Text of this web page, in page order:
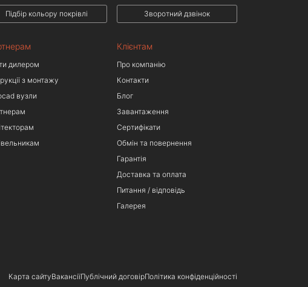
Підбір кольору покрівлі Зворотний дзвінок
дилером
з монтажу
вузли
Клієнтам
Про компанію
Контакти
Блог
Завантаження
Сертифікати
Обмін та повернення
Гарантія
Доставка та оплата
Питання / відповідь
Галерея
Карта сайтуВакансіїПублічний договірПолітика конфіденційності